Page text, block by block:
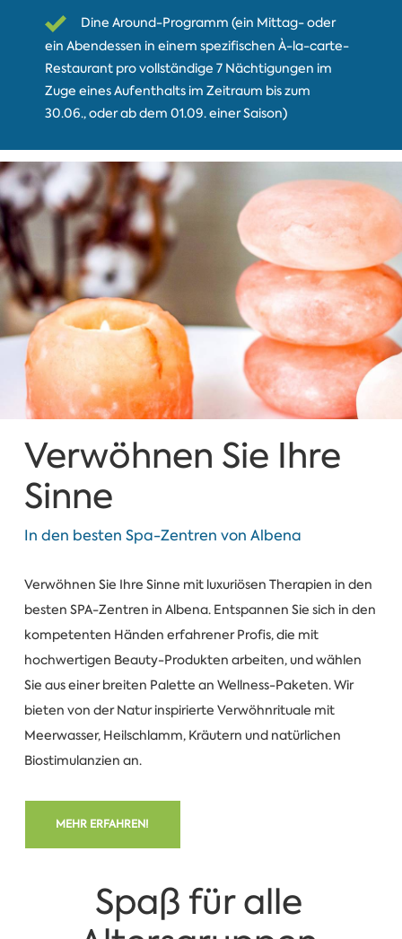
Dine Around-Programm (ein Mittag- oder
ein Abendessen in einem spezifischen À-la-carte-
Restaurant pro vollständige 7 Nächtigungen im
Zuge eines Aufenthalts im Zeitraum bis zum
30.06., oder ab dem 01.09. einer Saison)
Verwöhnen Sie Ihre
Sinne
In den besten Spa-Zentren von Albena
Verwöhnen Sie Ihre Sinne mit luxuriösen Therapien in den
besten SPA-Zentren in Albena. Entspannen Sie sich in den
kompetenten Händen erfahrener Profis, die mit
hochwertigen Beauty-Produkten arbeiten, und wählen
Sie aus einer breiten Palette an Wellness-Paketen. Wir
bieten von der Natur inspirierte Verwöhnrituale mit
Meerwasser, Heilschlamm, Kräutern und natürlichen
Biostimulanzien an.
MEHR ERFAHREN!
Spaß für alle